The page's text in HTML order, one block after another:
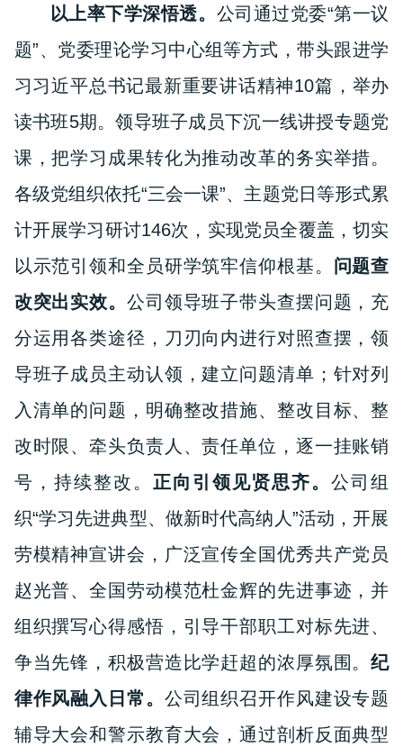
以上率下学深悟透。 公司通过党委“第一议
题”、党委理论学习中心组等方式，带头跟进学
习习近平总书记最新重要讲话精神10篇，举办
读书班5期。领导班子成员下沉一线讲授专题党
课，把学习成果转化为推动改革的务实举措。
各级党组织依托“三会一课”、主题党日等形式累
计开展学习研讨146次，实现党员全覆盖，切实
以示范引领和全员研学筑牢信仰根基。 问题查
改突出实效。 公司 领导班子带头查摆问题，充
分运用各类途径，刀刃向内进行对照查摆，领
导班子成员主动认领，建立问题清单；针对列
入清单的问题，明确整改措施、整改目标、整
改时限、牵头负责人、责任单位，逐一挂账销
号 ， 持续整改。 正向引领见贤思齐。公司组
织“学习先进典型、做新时代高纳人”活动，开展
劳模精神宣讲会，广泛宣传全国优秀共产党员
赵光普、全国劳动模范杜金辉的先进事迹，并
组织撰写心得感悟，引导干部职工对标先进、
争当先锋，积极营造比学赶超的浓厚氛围。纪
律作风融入日常。 公司组织召开作风建设专题
辅导大会和警示教育大会，通过剖析反面典型